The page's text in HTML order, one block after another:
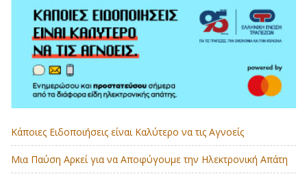
Κάποιες Ειδοποιήσεις είναι Καλύτερο να τις Αγνοείς
Μια Παύση Αρκεί για να Αποφύγουμε την Ηλεκτρονική Απάτη